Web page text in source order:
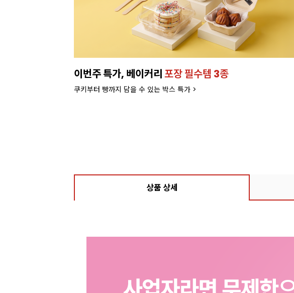
이번주 특가, 베이커리포장 필수템 3종
쿠키부터 빵까지 담을 수 있는 박스 특가 >
상품 상세